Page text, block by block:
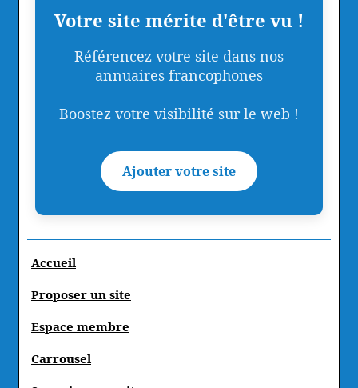
Votre site mérite d'être vu !
Référencez votre site dans nos
annuaires francophones
Boostez votre visibilité sur le web !
Ajouter votre site
Accueil
Proposer un site
Espace membre
Carrousel